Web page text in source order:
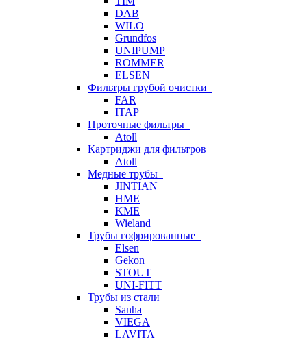
DAB
WILO
Grundfos
UNIPUMP
ROMMER
ELSEN
Фильтры грубой очистки
FAR
ITAP
Проточные фильтры
Atoll
Картриджи для фильтров
Atoll
Медные трубы
JINTIAN
HME
KME
Wieland
Трубы гофрированные
Elsen
Gekon
STOUT
UNI-FITT
Трубы из стали
Sanha
VIEGA
LAVITA